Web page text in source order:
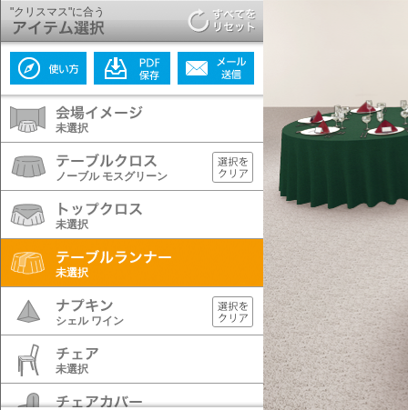
"クリスマス"に合う
未選択
ノーブル モスグリーン
未選択
未選択
シェル ワイン
未選択